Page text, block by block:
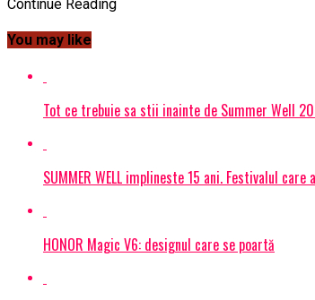
Continue Reading
You may like
Tot ce trebuie sa stii inainte de Summer Well
SUMMER WELL implineste 15 ani. Festivalul
HONOR Magic V6: designul care se poartă